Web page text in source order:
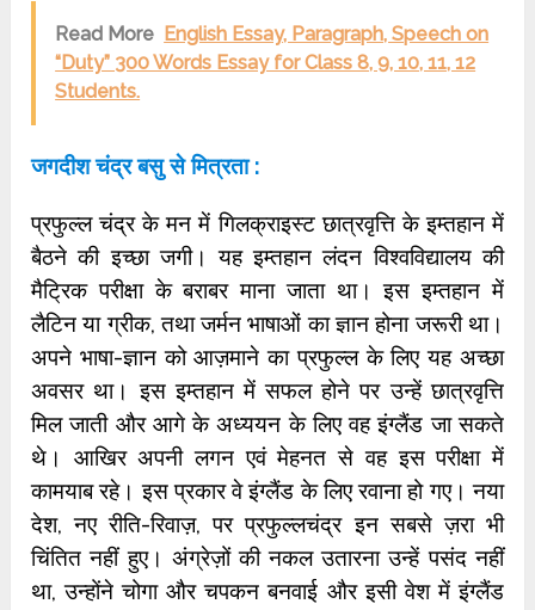
Read More English Essay, Paragraph, Speech on
“Duty” 300 Words Essay for Class 8, 9, 10, 11, 12
Students.
जगदीश चंद्र बसु से मित्रता :
प्रफुल्ल चंद्र के मन में गिलक्राइस्ट छात्रवृत्ति के इम्तहान में
बैठने की इच्छा जगी। यह इम्तहान लंदन विश्वविद्यालय की
मैट्रिक परीक्षा के बराबर माना जाता था। इस इम्तहान में
लैटिन या ग्रीक, तथा जर्मन भाषाओं का ज्ञान होना जरूरी था।
अपने भाषा-ज्ञान को आज़माने का प्रफुल्ल के लिए यह अच्छा
अवसर था। इस इम्तहान में सफल होने पर उन्हें छात्रवृत्ति
मिल जाती और आगे के अध्ययन के लिए वह इंग्लैंड जा सकते
थे। आखिर अपनी लगन एवं मेहनत से वह इस परीक्षा में
कामयाब रहे। इस प्रकार वे इंग्लैंड के लिए रवाना हो गए। नया
देश, नए रीति-रिवाज़, पर प्रफुल्लचंद्र इन सबसे ज़रा भी
चिंतित नहीं हुए। अंग्रेज़ों की नकल उतारना उन्हें पसंद नहीं
था, उन्होंने चोगा और चपकन बनवाई और इसी वेश में इंग्लैंड